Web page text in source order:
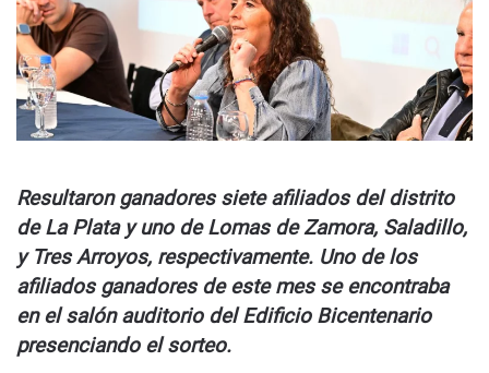
Resultaron ganadores siete afiliados del distrito
de La Plata y uno de Lomas de Zamora, Saladillo,
y Tres Arroyos, respectivamente. Uno de los
afiliados ganadores de este mes se encontraba
en el salón auditorio del Edificio Bicentenario
presenciando el sorteo.